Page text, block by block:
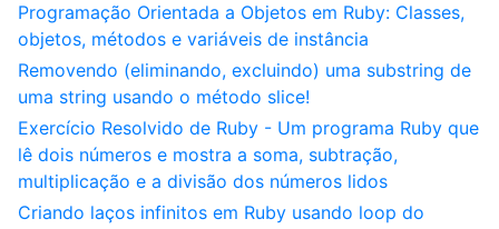
Programação Orientada a Objetos em Ruby: Classes,
objetos, métodos e variáveis de instância
Removendo (eliminando, excluindo) uma substring de
uma string usando o método slice!
Exercício Resolvido de Ruby - Um programa Ruby que
lê dois números e mostra a soma, subtração,
multiplicação e a divisão dos números lidos
Criando laços infinitos em Ruby usando loop do